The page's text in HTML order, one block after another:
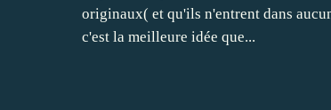
originaux( et qu'ils n'entrent dans
c'est la meilleure idée que...